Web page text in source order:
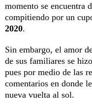
momento se encuentra
compitiendo por un
2020.
Sin embargo, el amor
de sus familiares se
pues por medio de las
comentarios en donde
nueva vuelta al sol.